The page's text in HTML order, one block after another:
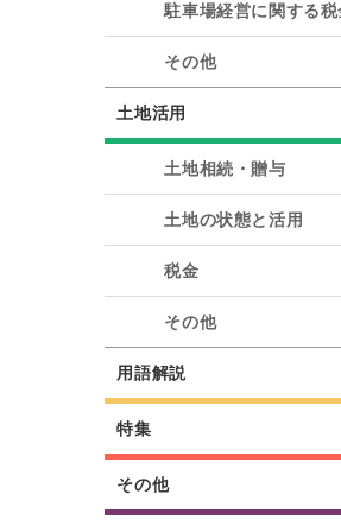
駐車場経営に関する税
その他
土地活用
土地相続・贈与
土地の状態と活用
税金
その他
用語解説
特集
その他